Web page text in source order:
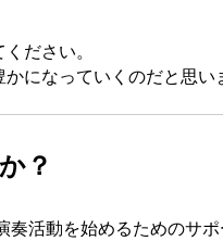
ださい。
になっていくのだと思い
？
活動を始めるためのサ